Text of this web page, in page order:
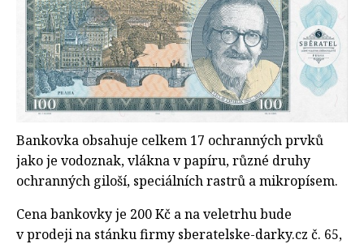
Bankovka obsahuje celkem 17 ochranných prvků
jako je vodoznak, vlákna v papíru, různé druhy
ochranných giloší, speciálních rastrů a mikropísem.
Cena bankovky je 200 Kč a na veletrhu bude
v prodeji na stánku firmy sberatelske-darky.cz č. 65,